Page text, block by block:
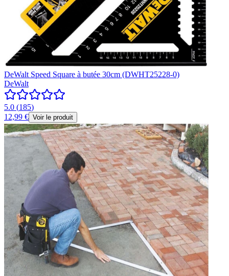
DeWalt Speed Square à butée 30cm (DWHT25228-0)
DeWalt
5.0 (185)
12,99 € Voir le produit